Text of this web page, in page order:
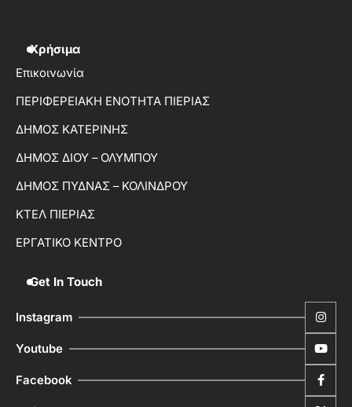
Χρήσιμα
Επικοινωνία
ΠΕΡΙΦΕΡΕΙΑΚΗ ΕΝΟΤΗΤΑ ΠΙΕΡΙΑΣ
ΔΗΜΟΣ ΚΑΤΕΡΙΝΗΣ
ΔΗΜΟΣ ΔΙΟΥ – ΟΛΥΜΠΟΥ
ΔΗΜΟΣ ΠΥΔΝΑΣ – ΚΟΛΙΝΔΡΟΥ
ΚΤΕΛ ΠΙΕΡΙΑΣ
ΕΡΓΑΤΙΚΟ ΚΕΝΤΡΟ
Get In Touch
Instagram
Youtube
Facebook